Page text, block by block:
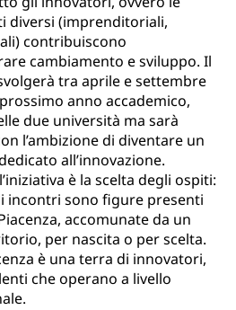
diversi (imprenditoriali,
contribuiscono
cambiamento e sviluppo. Il
tra aprile e settembre
anno accademico,
due università ma sarà
l’ambizione di diventare un
all’innovazione.
è la scelta degli ospiti:
sono figure presenti
accomunate da un
per nascita o per scelta.
è una terra di innovatori,
che operano a livello